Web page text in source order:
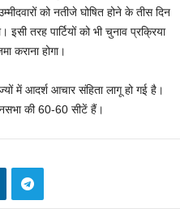
को नतीजे घोषित होने के तीस दिन
तरह पार्टियों को भी चुनाव प्रक्रिया
कराना होगा।
में आदर्श आचार संहिता लागू हो गई है।
की 60-60 सीटें हैं।